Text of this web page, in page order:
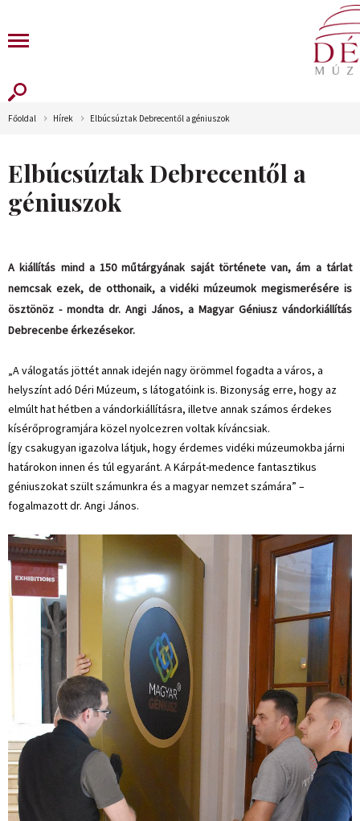
Főoldal Hírek Elbúcsúztak Debrecentől a géniuszok
Elbúcsúztak Debrecentől a
géniuszok
A kiállítás mind a 150 műtárgyának saját története van, ám a tárlat
nemcsak ezek, de otthonaik, a vidéki múzeumok megismerésére is
ösztönöz - mondta dr. Angi János, a Magyar Géniusz vándorkiállítás
Debrecenbe érkezésekor.
„A válogatás jöttét annak idején nagy örömmel fogadta a város, a
helyszínt adó Déri Múzeum, s látogatóink is. Bizonyság erre, hogy az
elmúlt hat hétben a vándorkiállításra, illetve annak számos érdekes
kísérőprogramjára közel nyolcezren voltak kíváncsiak.
Így csakugyan igazolva látjuk, hogy érdemes vidéki múzeumokba járni
határokon innen és túl egyaránt. A Kárpát-medence fantasztikus
géniuszokat szült számunkra és a magyar nemzet számára” –
fogalmazott dr. Angi János.